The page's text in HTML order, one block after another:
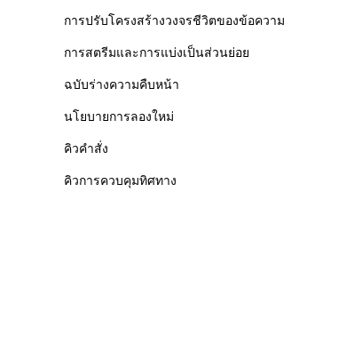
การปรับโครงสร้างวงจรชีวิตของข้อความ
การสตรีมและการแบ่งเป็นส่วนย่อย
ฉบับร่างความคืบหน้า
นโยบายการลองใหม่
คิวคำสั่ง
คิวการควบคุมทิศทาง